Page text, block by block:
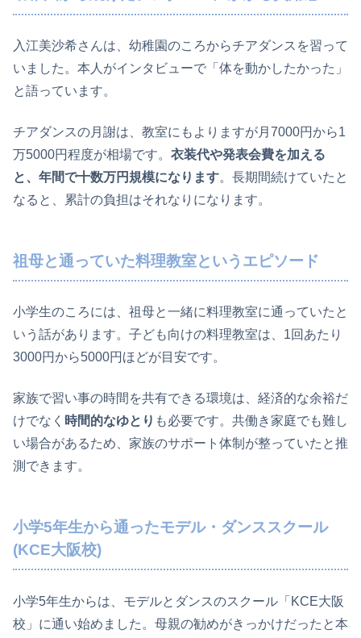
入江美沙希さんは、幼稚園のころからチアダンスを習って
いました。本人がインタビューで「体を動かしたかった」
と語っています。
チアダンスの月謝は、教室にもよりますが月7000円から1
万5000円程度が相場です。 衣装代や発表会費を加える
と、年間で十数万円規模になります。長期間続けていたと
なると、累計の負担はそれなりになります。
祖母と通っていた料理教室というエピソード
小学生のころには、祖母と一緒に料理教室に通っていたと
いう話があります。子ども向けの料理教室は、1回あたり
3000円から5000円ほどが目安です。
家族で習い事の時間を共有できる環境は、経済的な余裕だ
けでなく 時間的なゆとり も必要です。共働き家庭でも難し
い場合があるため、家族のサポート体制が整っていたと推
測できます。
小学5年生から通ったモデル・ダンススクール
(KCE大阪校)
小学5年生からは、モデルとダンスのスクール「KCE大阪
校」に通い始めました。母親の勧めがきっかけだったと本